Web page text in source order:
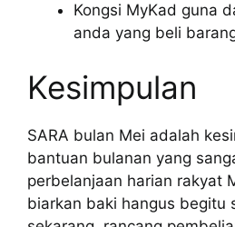
Kongsi MyKad guna
anda yang beli
Kesimpulan
SARA bulan Mei adalah
bantuan bulanan yang
perbelanjaan harian rakyat
biarkan baki hangus begitu